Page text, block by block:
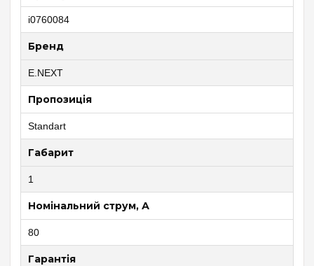
i0760084
Бренд
E.NEXT
Пропозиція
Standart
Габарит
1
Номінальний струм, А
80
Гарантія